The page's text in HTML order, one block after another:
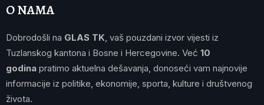
O NAMA
Dobrodošli na GLAS TK , vaš pouzdani izvor vijesti iz
Tuzlanskog kantona i Bosne i Hercegovine. Već 10
godina pratimo aktuelna dešavanja, donoseći vam najnovije
informacije iz politike, ekonomije, sporta, kulture i društvenog
života.